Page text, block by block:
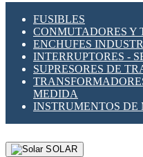
FUSIBLES
CONMUTADORES Y
ENCHUFES
INTERRUPTORES -
SUPRESORES DE
MEDIDA
INSTRUMENTOS DE
SOLAR